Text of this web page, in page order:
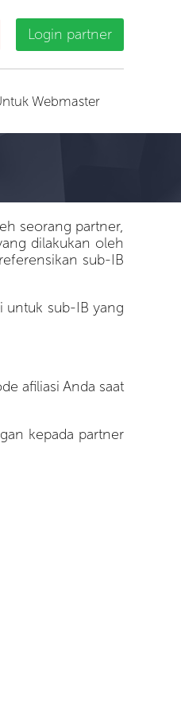
Login partner
Webmaster
seorang partner,
dilakukan oleh
sub-IB
untuk sub-IB yang
afiliasi Anda saat
kepada partner